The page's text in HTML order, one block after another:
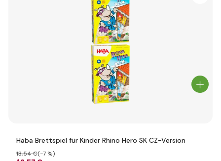
Haba Brettspiel für Kinder Rhino Hero SK CZ-Version
13,54 €(-7 %)